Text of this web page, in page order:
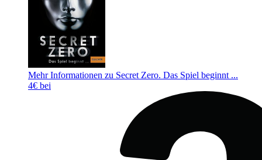
Mehr Informationen zu Secret Zero. Das Spiel beginnt ...
4€ bei